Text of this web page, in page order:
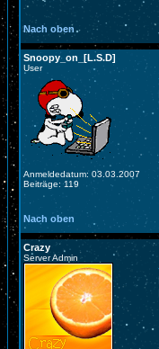
Nach oben
Snoopy_on_[L.S.D]
User
Anmeldedatum: 03.03.2007
Beiträge: 119
Nach oben
Crazy
Server Admin